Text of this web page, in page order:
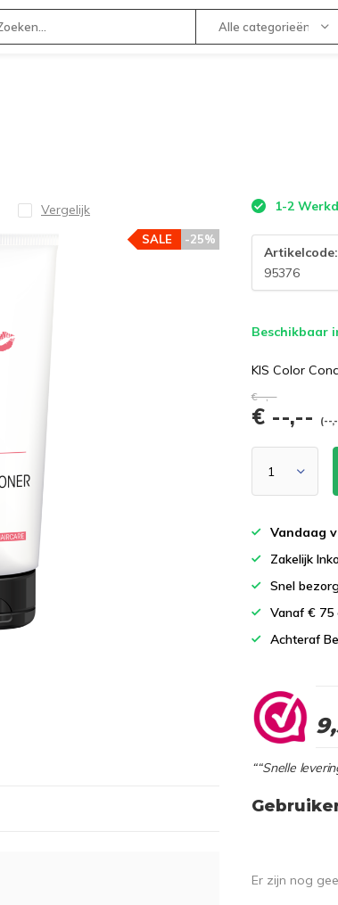
Alle categorieën
Vergelijk
-25%
SALE
1-2
Artikelcode:
95376
Beschikbaar
KIS Color
€--,--
€ --,-- (--
Vandaag
Zakelijk
Snel
Vanaf €
Achteraf
““Snelle
Er zijn nog